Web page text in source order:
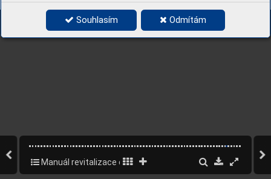
Souhlasím Odmítám
Manuál revitalizace osady Buďánka – část A rozborová 63